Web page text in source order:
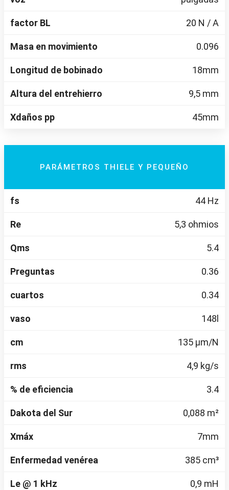
factor BL 20 N / A
Masa en movimiento 0.096
Longitud de bobinado 18mm
Altura del entrehierro 9,5 mm
Xdaños pp 45mm
PARÁMETROS THIELE Y PEQUEÑO
fs 44 Hz
Re 5,3 ohmios
Qms 5.4
Preguntas 0.36
cuartos 0.34
vaso 148l
cm 135 µm/N
rms 4,9 kg/s
% de eficiencia 3.4
Dakota del Sur 0,088 m²
Xmáx 7mm
Enfermedad venérea 385 cm³
Le @ 1 kHz 0,9 mH